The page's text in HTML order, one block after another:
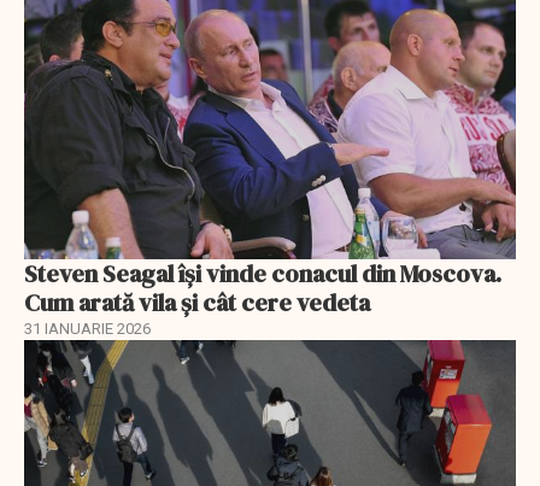
Steven Seagal își vinde conacul din Moscova.
Cum arată vila și cât cere vedeta
31 IANUARIE 2026